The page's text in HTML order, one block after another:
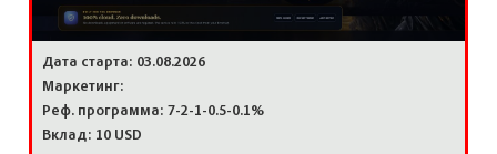
Дата старта: 03.08.2026
Маркетинг:
Реф. программа: 7-2-1-0.5-0.1%
Вклад: 10 USD